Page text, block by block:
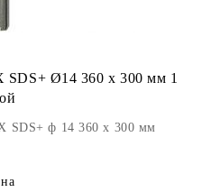
SDS+ Ø14 360 x 300 мм 1
SDS+ ф 14 360 x 300 мм